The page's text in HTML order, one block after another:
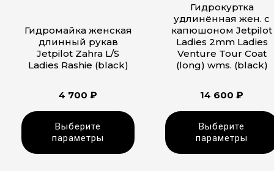
Гидромайка женская
длинный рукав
Jetpilot Zahra L/S
Ladies Rashie (black)
4 700 ₽
Выберите
параметры
Гидрокуртка
удлинённая жен. с
капюшоном Jetpilot
Ladies 2mm Ladies
Venture Tour Coat
(long) wms. (black)
14 600 ₽
Выберите
параметры